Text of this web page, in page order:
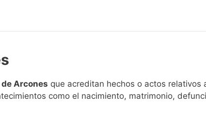
Arcones que acreditan hechos o actos relativos
como el nacimiento, matrimonio,